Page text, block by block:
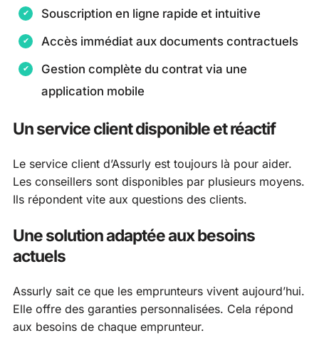
Souscription en ligne rapide et intuitive
Accès immédiat aux documents contractuels
Gestion complète du contrat via une
application mobile
Un service client disponible et réactif
Le service client d’Assurly est toujours là pour aider.
Les conseillers sont disponibles par plusieurs moyens.
Ils répondent vite aux questions des clients.
Une solution adaptée aux besoins
actuels
Assurly sait ce que les emprunteurs vivent aujourd’hui.
Elle offre des garanties personnalisées. Cela répond
aux besoins de chaque emprunteur.